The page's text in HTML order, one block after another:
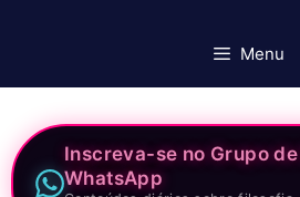
Menu
Inscreva-se no Grupo
WhatsApp